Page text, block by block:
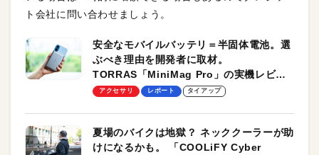
ト会社に問い合わせましょう。
安全なモバイルバッテリ＝半固体電池。選
ぶべき理由を開発者に取材。
TORRAS「MiniMag Pro」の実機レビュ
ーも
アクセサリ レポート タイアップ
夏場のバイクは地獄？ ネッククーラーが助
けになるかも。 「COOLiFY Cyber